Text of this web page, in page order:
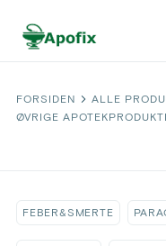
FORSIDEN
ALLE
ØVRIGE
FEBER&SMERTE